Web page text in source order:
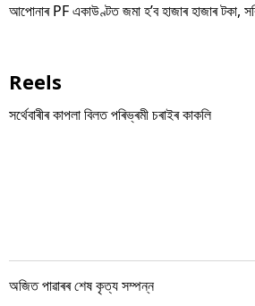
আপোনাৰ PF একাউণ্টত জমা হ’ব হাজাৰ হাজাৰ টকা,
Reels
সৰ্থেবাৰীৰ কাপলা বিলত পৰিভ্ৰমী চৰাইৰ কাকলি
অজিত পাৱাৰৰ শেষ কৃত্য সম্পন্ন